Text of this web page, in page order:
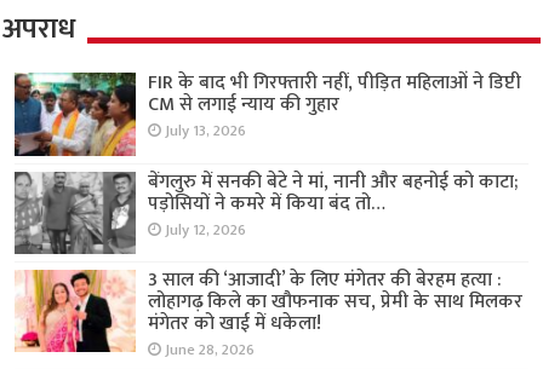
अपराध
FIR के बाद भी गिरफ्तारी नहीं, पीड़ित महिलाओं ने डिप्टी
CM से लगाई न्याय की गुहार
July 13, 2026
बेंगलुरु में सनकी बेटे ने मां, नानी और बहनोई को काटा;
पड़ोसियों ने कमरे में किया बंद तो…
July 12, 2026
3 साल की ‘आजादी’ के लिए मंगेतर की बेरहम हत्या :
लोहागढ़ किले का खौफनाक सच, प्रेमी के साथ मिलकर
मंगेतर को खाई में धकेला!
June 28, 2026